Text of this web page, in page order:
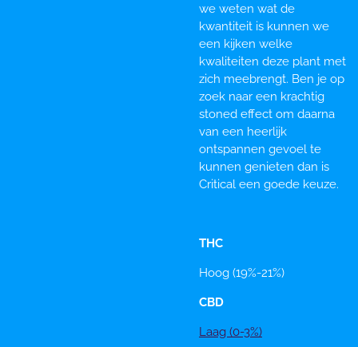
we weten wat de
kwantiteit is kunnen we
een kijken welke
kwaliteiten deze plant met
zich meebrengt. Ben je op
zoek naar een krachtig
stoned effect om daarna
van een heerlijk
ontspannen gevoel te
kunnen genieten dan is
Critical een goede keuze.
THC
Hoog (19%-21%)
CBD
Laag (0-3%)